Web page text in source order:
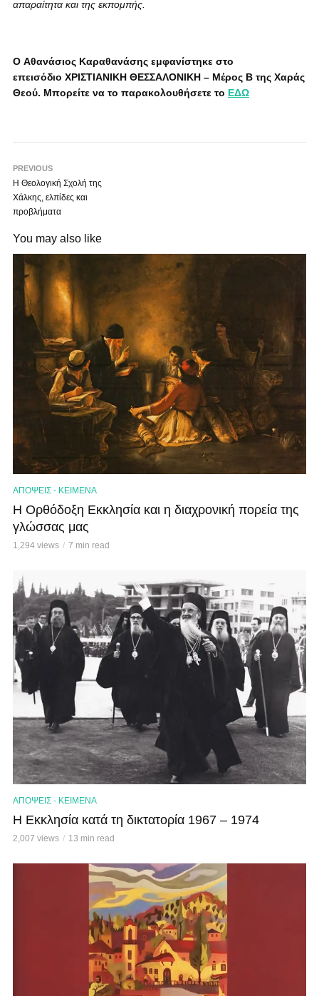
απαραίτητα και της εκπομπής.
Ο Αθανάσιος Καραθανάσης εμφανίστηκε στο
επεισόδιο ΧΡΙΣΤΙΑΝΙΚΗ ΘΕΣΣΑΛΟΝΙΚΗ – Μέρος Β της Χαράς
Θεού. Μπορείτε να το παρακολουθήσετε το ΕΔΩ
PREVIOUS
Η Θεολογική Σχολή της
Χάλκης, ελπίδες και
προβλήματα
You may also like
ΑΠΟΨΕΙΣ - ΚΕΙΜΕΝΑ
Η Ορθόδοξη Εκκλησία και η διαχρονική πορεία της
γλώσσας μας
1,294 views 7 min read
ΑΠΟΨΕΙΣ - ΚΕΙΜΕΝΑ
Η Εκκλησία κατά τη δικτατορία 1967 – 1974
2,007 views 13 min read